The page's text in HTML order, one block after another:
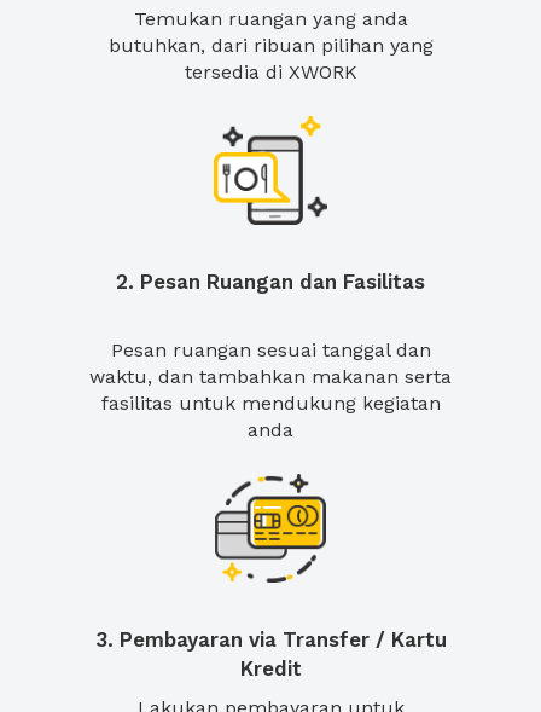
Temukan ruangan yang anda
butuhkan, dari ribuan pilihan yang
tersedia di XWORK
2. Pesan Ruangan dan Fasilitas
Pesan ruangan sesuai tanggal dan
waktu, dan tambahkan makanan serta
fasilitas untuk mendukung kegiatan
anda
3. Pembayaran via Transfer / Kartu
Kredit